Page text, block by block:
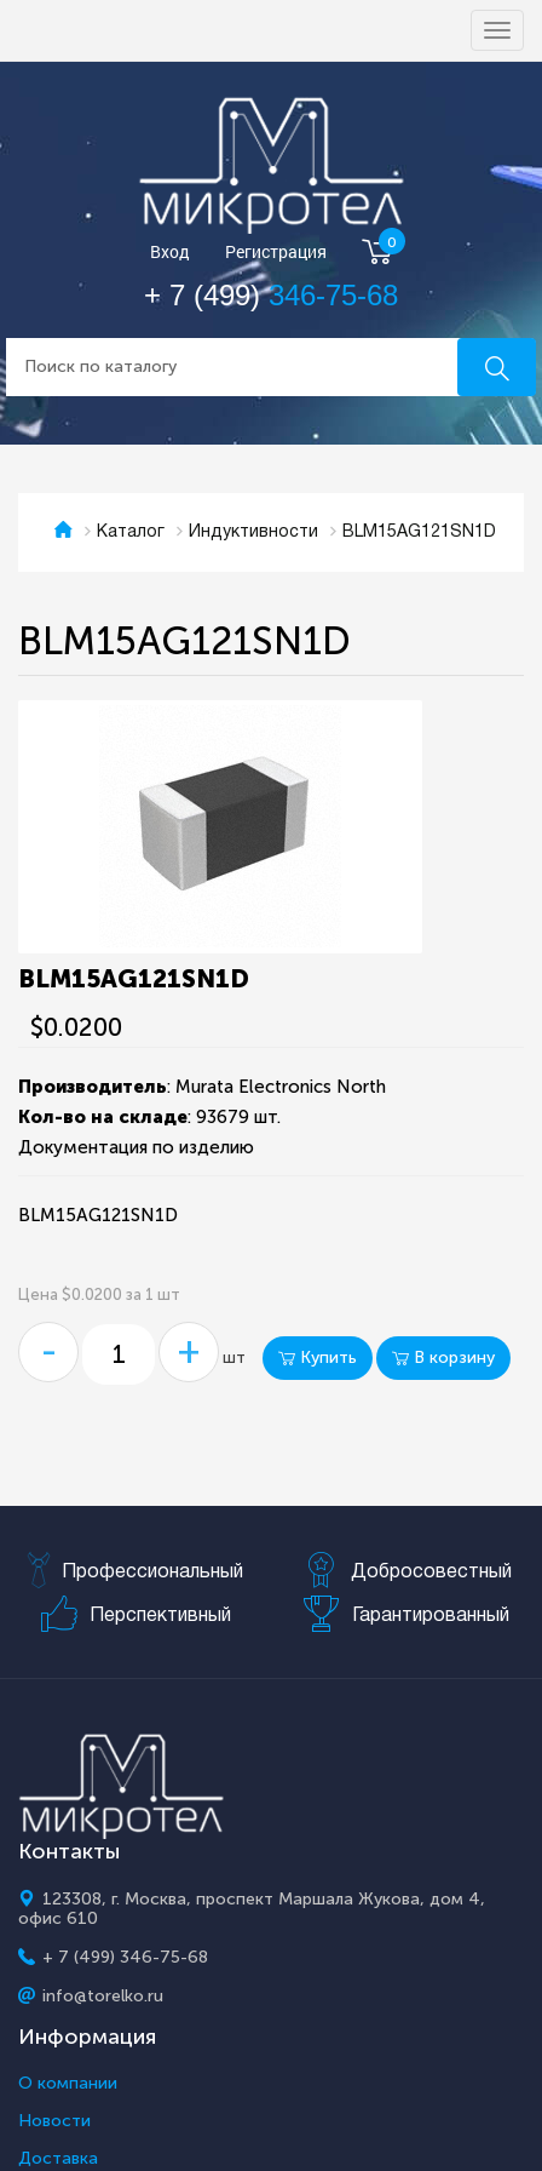
Вход Регистрация 0
+ 7 (499)346-75-68
Каталог Индуктивности BLM15AG121SN1D
BLM15AG121SN1D
BLM15AG121SN1D
$0.0200
Производитель: Murata Electronics North
Кол-во на складе: 93679 шт.
Документация по изделию
BLM15AG121SN1D
Цена $0.0200 за 1 шт
- + шт Купить В корзину
Профессиональный Добросовестный
Перспективный Гарантированный
Контакты
123308, г. Москва, проспект Маршала Жукова, дом 4,
офис 610
+ 7 (499) 346-75-68
info@torelko.ru
Информация
О компании
Новости
Доставка